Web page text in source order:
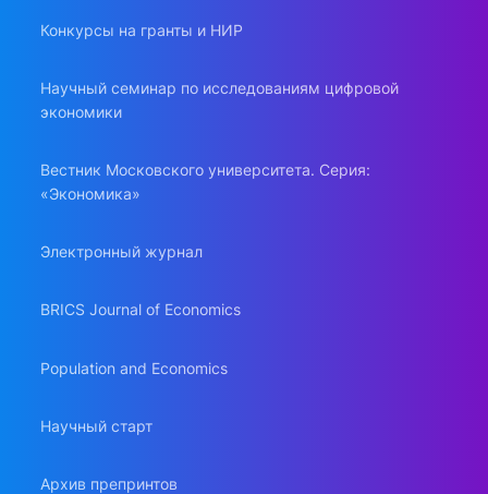
Конкурсы на гранты и НИР
Научный семинар по исследованиям цифровой
экономики
Вестник Московского университета. Серия:
«Экономика»
Электронный журнал
BRICS Journal of Economics
Population and Economics
Научный старт
Архив препринтов